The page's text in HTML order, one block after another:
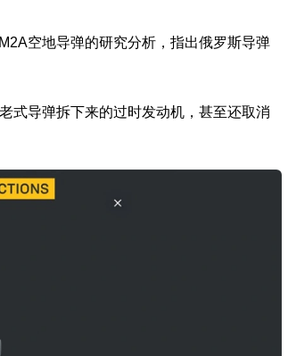
空地导弹的研究分析，指出俄罗斯导弹
式导弹拆下来的过时发动机，甚至还取消